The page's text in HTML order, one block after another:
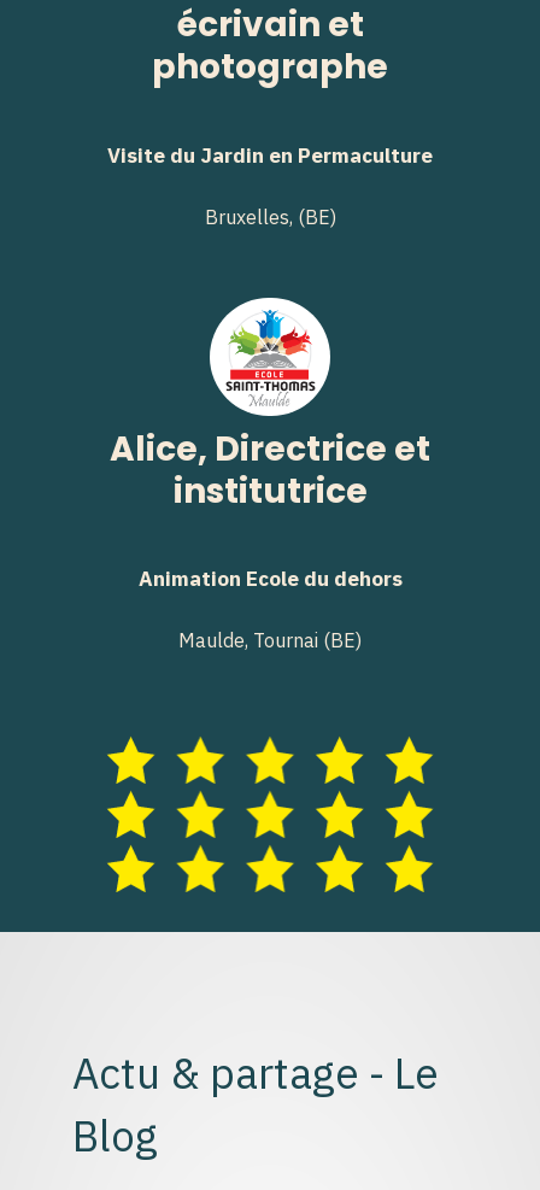
écrivain et
photographe
Visite du Jardin en Permaculture
Bruxelles, (BE)
Alice, Directrice et
institutrice
Animation Ecole du dehors
Maulde, Tournai (BE)
Actu & partage - Le
Blog